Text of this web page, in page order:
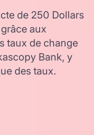
de 250 Dollars
aux
taux de change
Bank, y
des taux.